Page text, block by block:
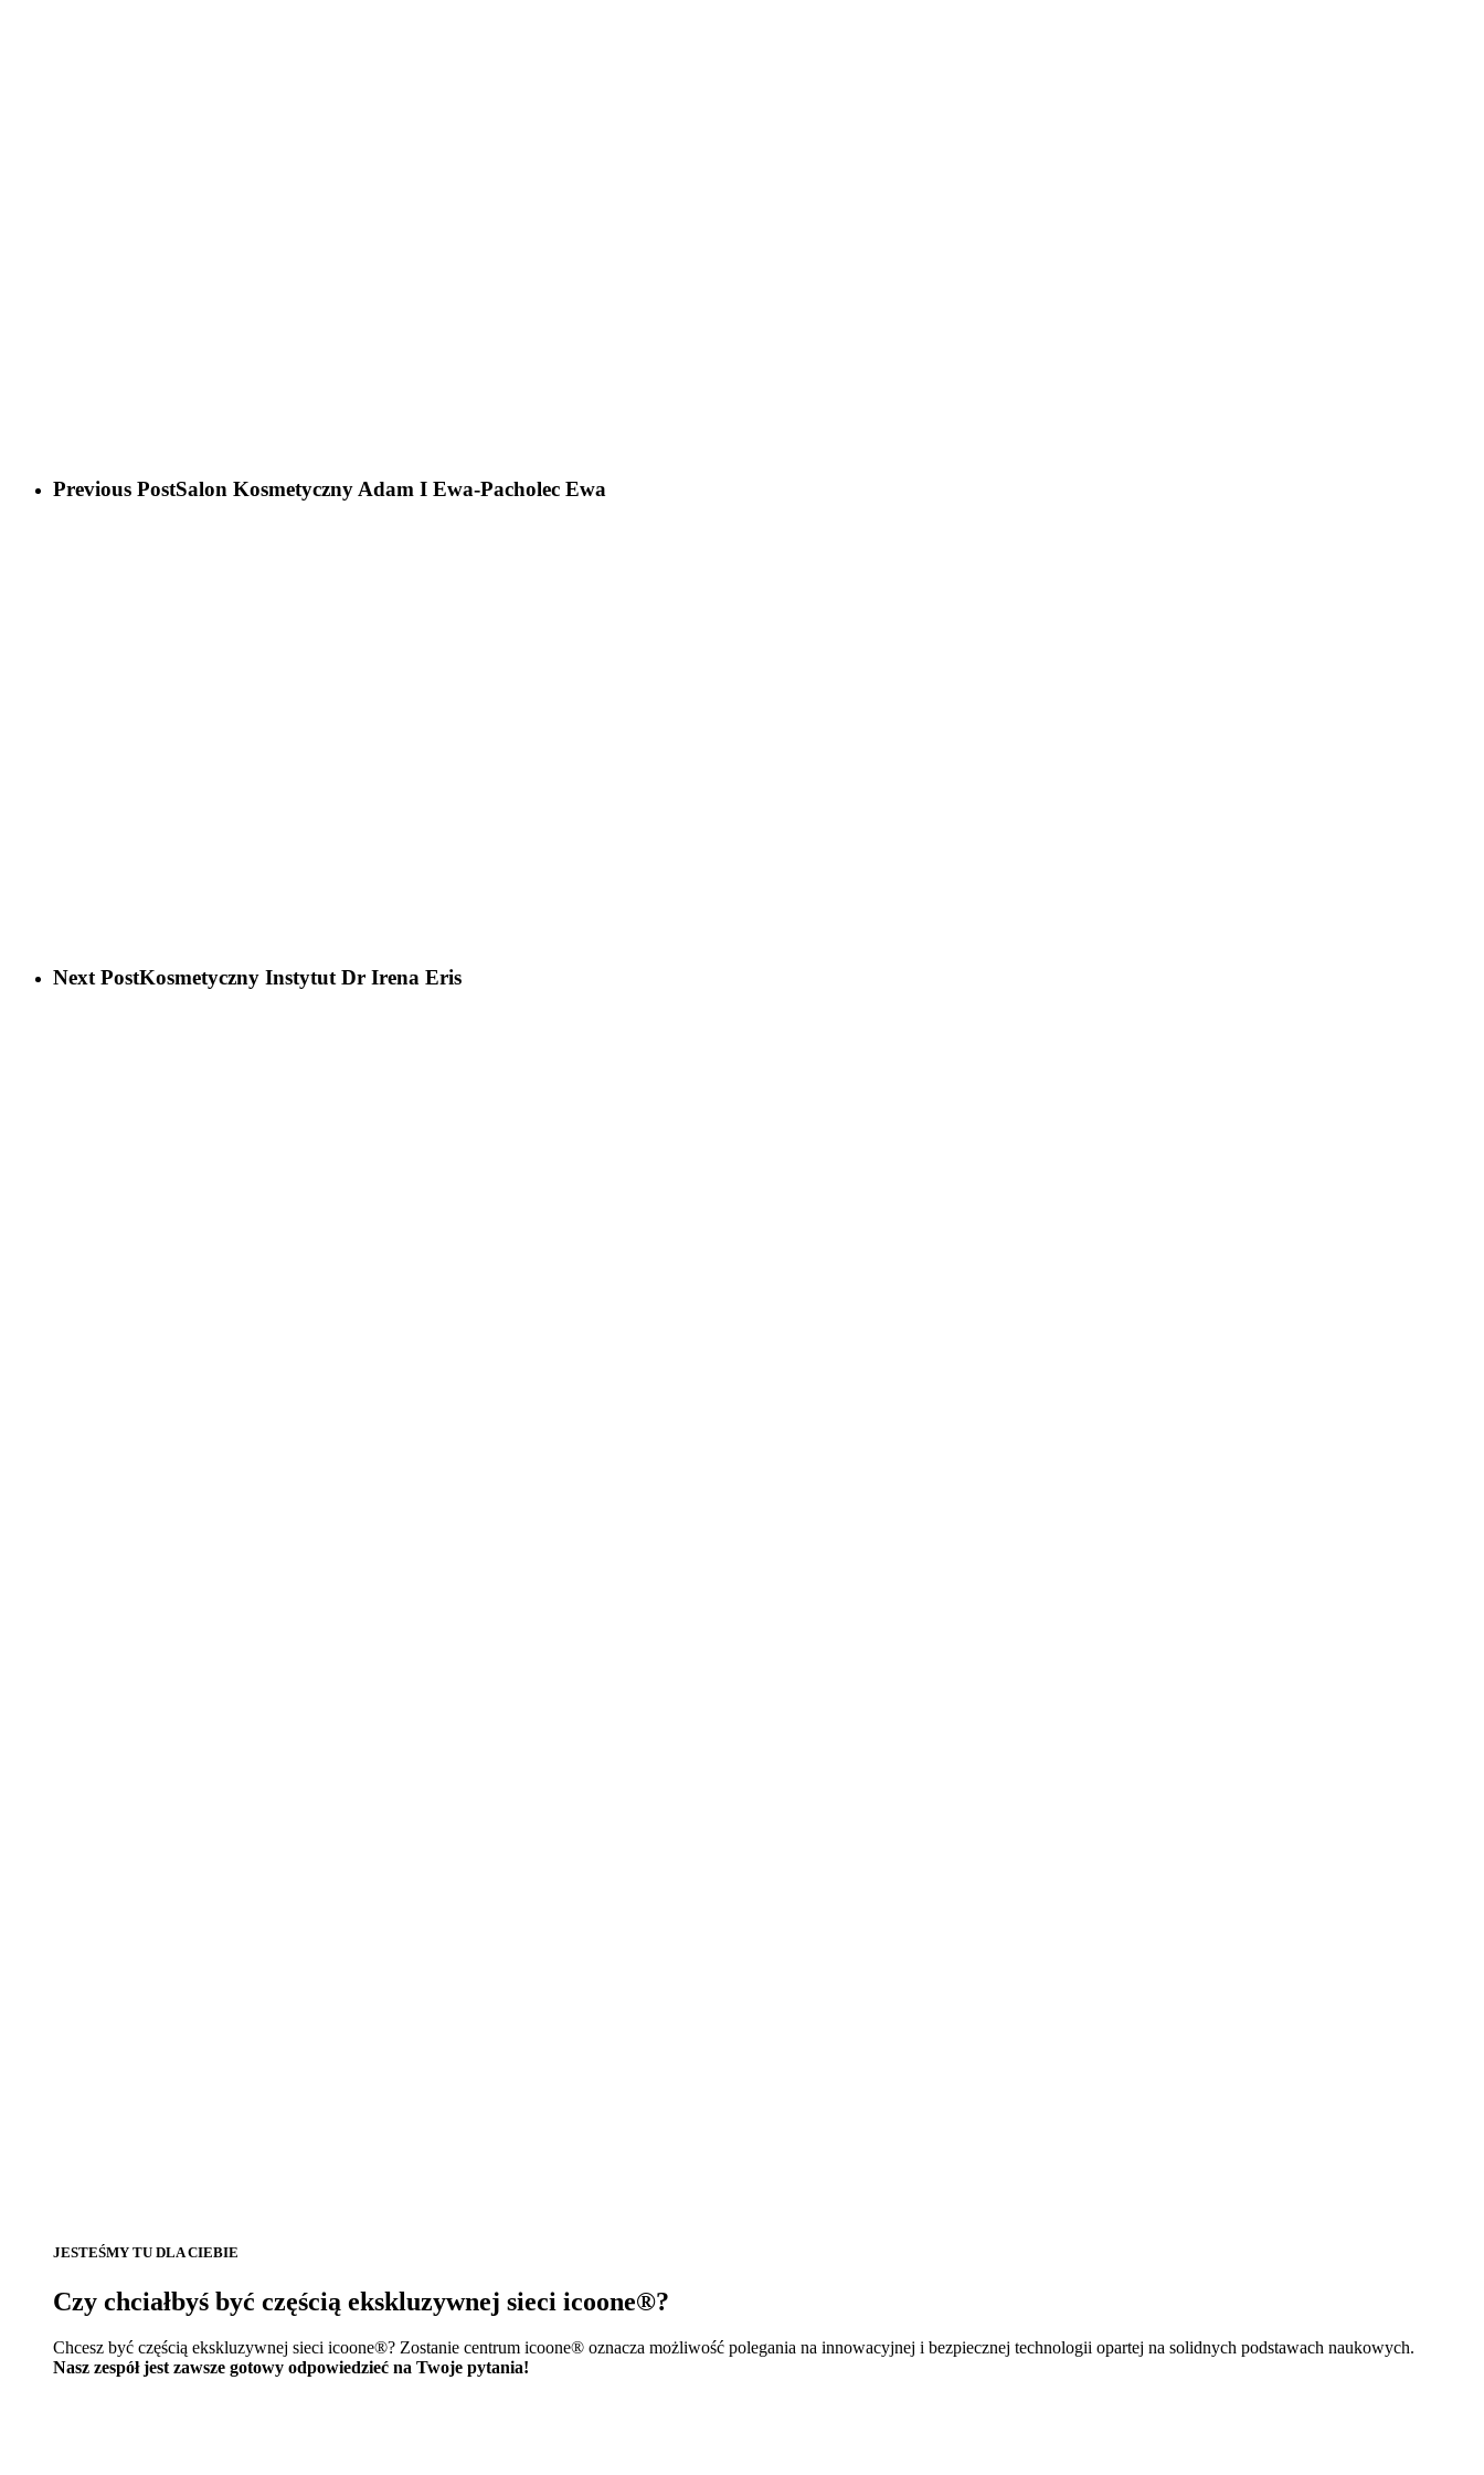
Previous PostSalon Kosmetyczny Adam I Ewa-Pacholec Ewa
Next PostKosmetyczny Instytut Dr Irena Eris
JESTEŚMY TU DLA CIEBIE
Czy chciałbyś być częścią ekskluzywnej sieci icoone®?
Chcesz być częścią ekskluzywnej sieci icoone®? Zostanie centrum icoone® oznacza możliwość polegania na innowacyjnej i bezpiecznej technologii opartej na solidnych podstawach naukowych.
Nasz zespół jest zawsze gotowy odpowiedzieć na Twoje pytania!